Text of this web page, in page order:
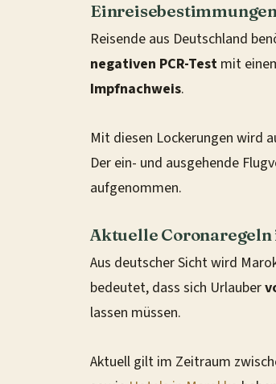
Reisende aus Deutschland
negativen PCR-Test mit
Impfnachweis.
Mit diesen Lockerungen wird
Der ein- und ausgehende
aufgenommen.
Aktuelle
Aus deutscher Sicht wird
bedeutet, dass sich Urlauber
lassen müssen.
Aktuell gilt im Zeitraum